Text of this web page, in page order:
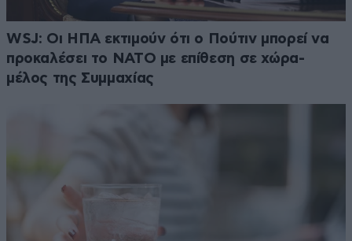
WSJ: Οι ΗΠΑ εκτιμούν ότι ο Πούτιν μπορεί να
προκαλέσει το ΝΑΤΟ με επίθεση σε χώρα-
μέλος της Συμμαχίας